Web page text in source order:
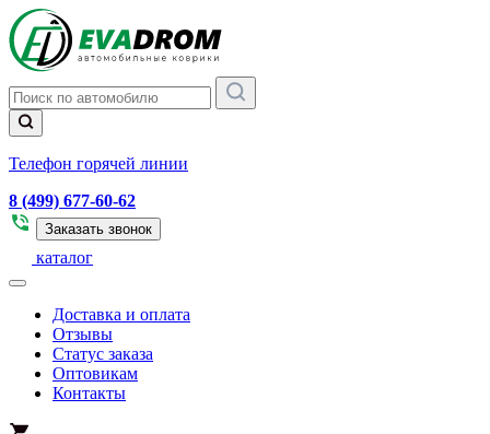
Телефон горячей линии
8 (499) 677-60-62
Заказать звонок
каталог
Доставка и оплата
Отзывы
Статус заказа
Оптовикам
Контакты